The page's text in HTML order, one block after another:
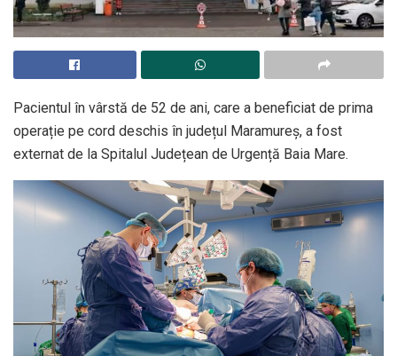
Pacientul în vârstă de 52 de ani, care a beneficiat de prima
operație pe cord deschis în județul Maramureș, a fost
externat de la Spitalul Județean de Urgență Baia Mare.